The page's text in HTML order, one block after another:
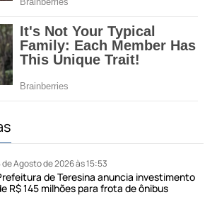
de Agosto de 2026 às 15:53
de Teresina anuncia investimento
R$ 145 milhões para frota de ônibus